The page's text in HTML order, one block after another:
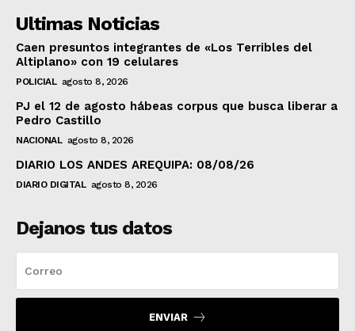
Ultimas Noticias
Caen presuntos integrantes de «Los Terribles del
Altiplano» con 19 celulares
POLICIAL agosto 8, 2026
PJ el 12 de agosto hábeas corpus que busca liberar a
Pedro Castillo
NACIONAL agosto 8, 2026
DIARIO LOS ANDES AREQUIPA: 08/08/26
DIARIO DIGITAL agosto 8, 2026
Dejanos tus datos
ENVIAR